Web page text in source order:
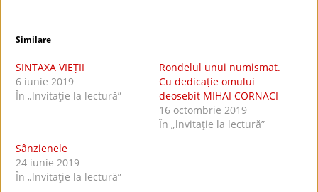
Similare
SINTAXA VIEȚII
6 iunie 2019
În „lnvitaţie la lectură”
Rondelul unui numismat.
Cu dedicație omului
deosebit MIHAI CORNACI
16 octombrie 2019
În „lnvitaţie la lectură”
Sânzienele
24 iunie 2019
În „lnvitaţie la lectură”